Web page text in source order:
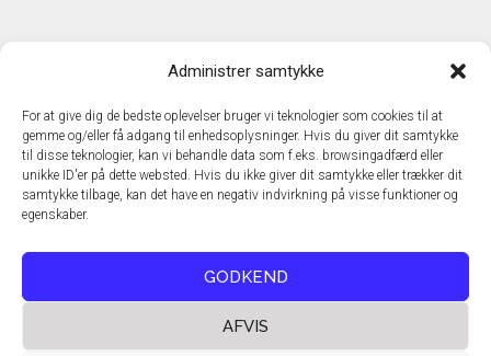
Administrer samtykke
For at give dig de bedste oplevelser bruger vi teknologier som cookies til at
gemme og/eller få adgang til enhedsoplysninger. Hvis du giver dit samtykke
til disse teknologier, kan vi behandle data som f.eks. browsingadfærd eller
unikke ID'er på dette websted. Hvis du ikke giver dit samtykke eller trækker dit
samtykke tilbage, kan det have en negativ indvirkning på visse funktioner og
egenskaber.
GODKEND
AFVIS
TechMedia A/S
DK - 2600 Glostrup
www.techmedia.dk
Telefon: +45 43 24 26 28
E-mail:info@techmedia.dk